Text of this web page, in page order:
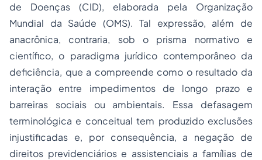
de Doenças (CID), elaborada pela Organização
Mundial da Saúde (OMS). Tal expressão, além de
anacrônica, contraria, sob o prisma normativo e
científico, o paradigma jurídico contemporâneo da
deficiência, que a compreende como o resultado da
interação entre impedimentos de longo prazo e
barreiras sociais ou ambientais. Essa defasagem
terminológica e conceitual tem produzido exclusões
injustificadas e, por consequência, a negação de
direitos previdenciários e assistenciais a famílias de